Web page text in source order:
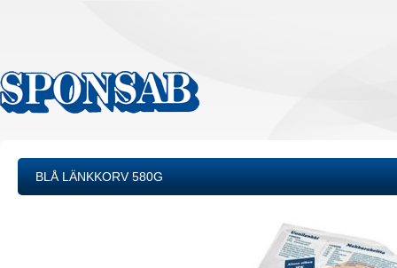
BLÅ LÄNKKORV 580G